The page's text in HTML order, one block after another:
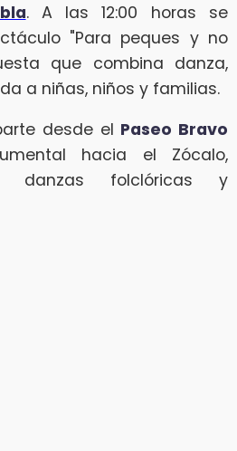
. A las 12:00 horas se
"Para peques y no
que combina danza,
a niñas, niños y familias.
desde el Paseo Bravo
hacia el Zócalo,
danzas folclóricas y